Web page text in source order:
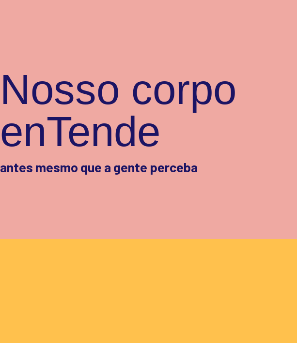
Nosso corpo
enTende
antes mesmo que a gente perceba